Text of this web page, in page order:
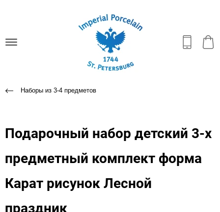
Наборы из 3-4 предметов
Подарочный набор детский 3-х
предметный комплект форма
Карат рисунок Лесной
праздник